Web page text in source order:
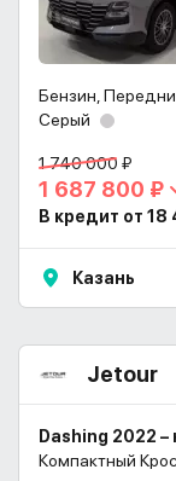
Бензин,
Серый
1 740 000 ₽
1 687 800 ₽
В кредит от 18
Казань
Jetour
Dashing 2022 –
Компактный